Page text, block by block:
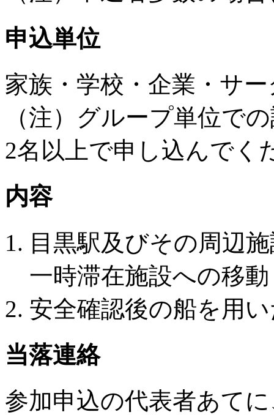
申込単位
家族・学校・企業・サ
（注）グループ単位で
2名以上で申し込んでく
内容
目黒駅及びその周辺
一時滞在施設への移動
安全確認後の船を用
当落連絡
参加申込の代表者あて